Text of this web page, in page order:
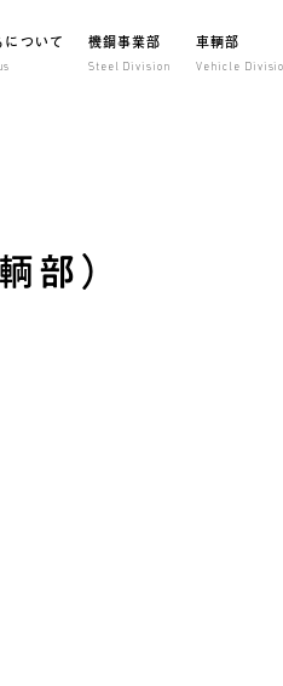
について 機鋼事業部
Steel Division
車輌部
Vehicle
部）